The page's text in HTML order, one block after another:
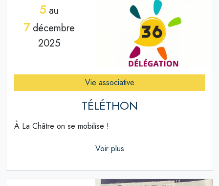
5 au
7décembre
2025
Vie associative
TÉLÉTHON
À La Châtre on se mobilise !
Voir plus